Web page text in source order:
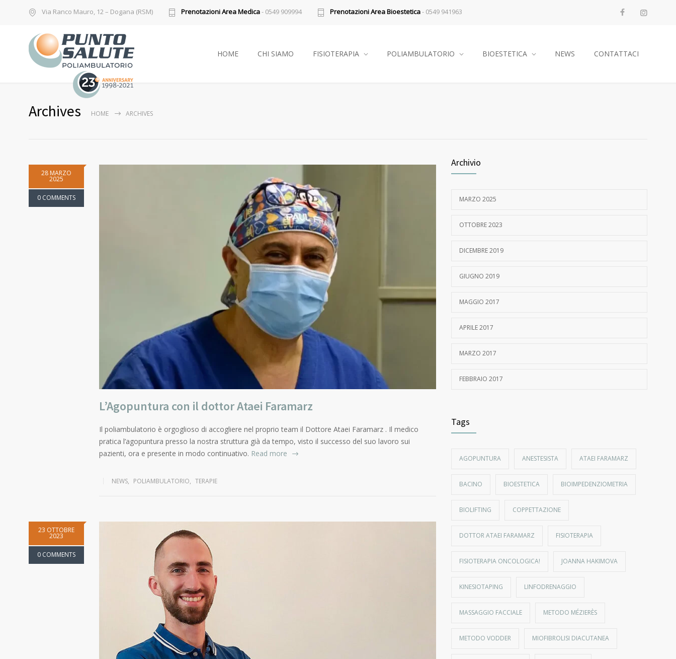
Via Ranco Mauro, 12 – Dogana (RSM) Prenotazioni Area Medica- 0549 909994 Prenotazioni Area Bioestetica- 0549 941963
HOME CHI SIAMO FISIOTERAPIA POLIAMBULATORIO BIOESTETICA NEWS CONTATTACI
Archives HOME ARCHIVES
28 MARZO
2025
0 COMMENTS
L’Agopuntura con il dottor Ataei Faramarz
Il poliambulatorio è orgoglioso di accogliere nel proprio team il Dottore Ataei Faramarz . Il medico
pratica l’agopuntura presso la nostra struttura già da tempo, visto il successo del suo lavoro sui
pazienti, ora e presente in modo continuativo. Read more
NEWS, POLIAMBULATORIO, TERAPIE
23 OTTOBRE
2023
0 COMMENTS
Archivio
MARZO 2025
OTTOBRE 2023
DICEMBRE 2019
GIUGNO 2019
MAGGIO 2017
APRILE 2017
MARZO 2017
FEBBRAIO 2017
Tags
AGOPUNTURA ANESTESISTA ATAEI FARAMARZ
BACINO BIOESTETICA BIOIMPEDENZIOMETRIA
BIOLIFTING COPPETTAZIONE
DOTTOR ATAEI FARAMARZ FISIOTERAPIA
FISIOTERAPIA ONCOLOGICA! JOANNA HAKIMOVA
KINESIOTAPING LINFODRENAGGIO
MASSAGGIO FACCIALE METODO MÉZIERÈS
METODO VODDER MIOFIBROLISI DIACUTANEA